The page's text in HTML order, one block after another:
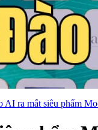
AI ra mắt siêu phẩm